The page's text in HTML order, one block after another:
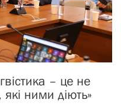
– це не
ними діють»